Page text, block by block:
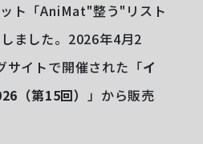
ト「AniMat"整う"リスト
ました。2026年4月2
サイトで開催された「イ
（第15回） 」から販売